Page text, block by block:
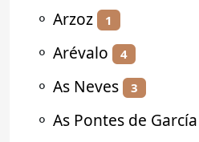
⚬ Arzoz 1
⚬ Arévalo 4
⚬ As Neves 3
⚬ As Pontes de